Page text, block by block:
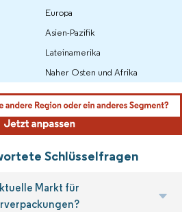
Europa
Asien-Pazifik
Lateinamerika
Naher Osten und Afrika
Schlüsselfragen
Markt für